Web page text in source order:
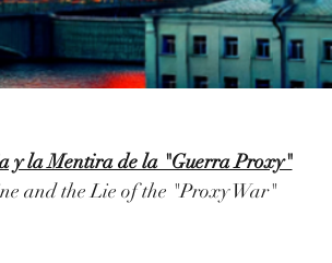
y la Mentira de la "Guerra Proxy"
and the Lie of the "Proxy War"